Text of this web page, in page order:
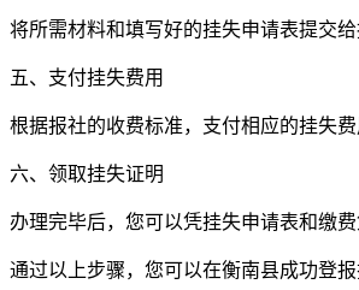
将所需材料和填写好的挂失申请表提交
五、支付挂失费用
根据报社的收费标准，支付相应的挂失
六、领取挂失证明
办理完毕后，您可以凭挂失申请表和缴
通过以上步骤，您可以在衡南县成功登